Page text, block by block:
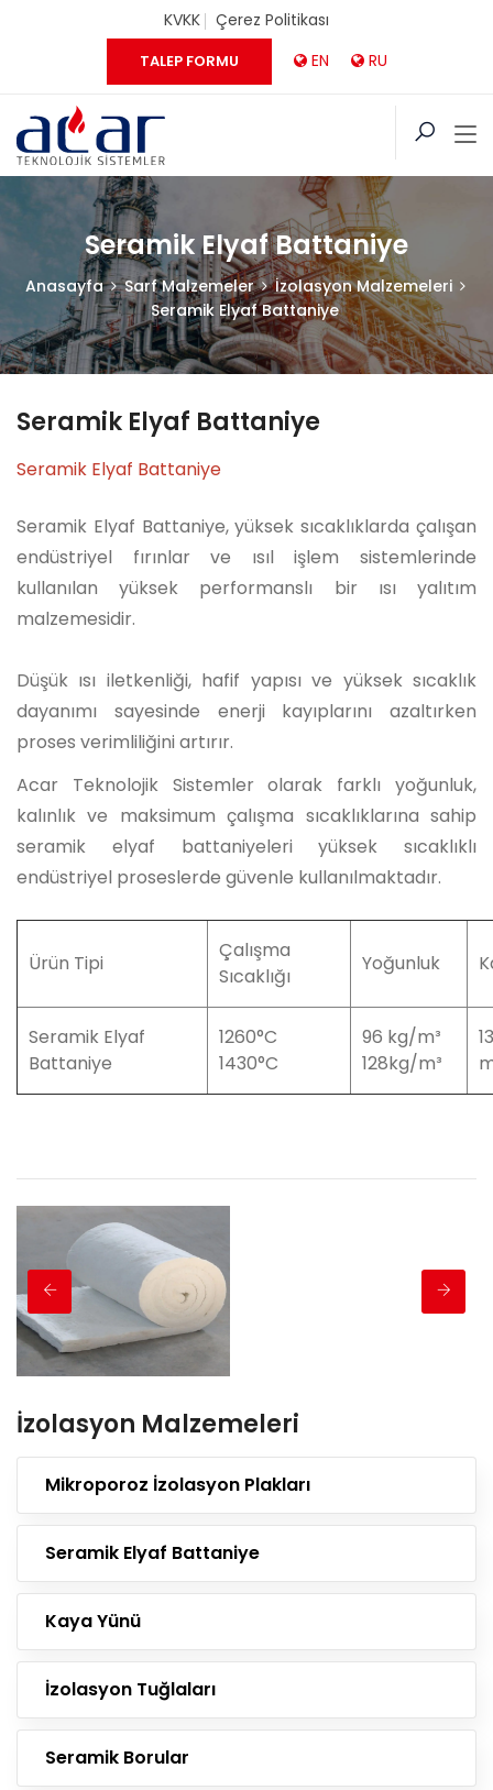
KVKK Çerez Politikası
TALEP FORMU EN RU
Seramik Elyaf Battaniye
Anasayfa Sarf Malzemeler
İzolasyon Malzemeleri
Seramik Elyaf Battaniye
İzolasyon Malzemeleri
Mikroporoz İzolasyon Plakları
Seramik Elyaf Battaniye
Kaya Yünü
İzolasyon Tuğlaları
Seramik Borular
Seramik Elyaf Battaniye
Seramik Elyaf Battaniye
Seramik Elyaf Battaniye, yüksek sıcaklıklarda çalışan
endüstriyel fırınlar ve ısıl işlem sistemlerinde
kullanılan yüksek performanslı bir ısı yalıtım
malzemesidir.
Düşük ısı iletkenliği, hafif yapısı ve yüksek sıcaklık
dayanımı sayesinde enerji kayıplarını azaltırken
proses verimliliğini artırır.
Acar Teknolojik Sistemler olarak farklı yoğunluk,
kalınlık ve maksimum çalışma sıcaklıklarına sahip
seramik elyaf battaniyeleri yüksek sıcaklıklı
endüstriyel proseslerde güvenle kullanılmaktadır.
Ürün Tipi
Çalışma
Sıcaklığı
Yoğunluk
Seramik Elyaf
Battaniye
1260°C
1430°C
96 kg/m³
128kg/m³